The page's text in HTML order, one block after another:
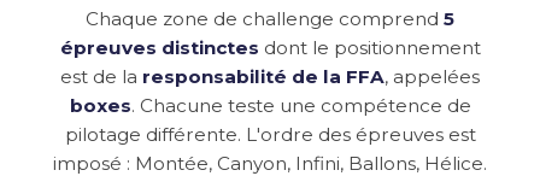
Chaque zone de challenge comprend 5
épreuves distinctes dont le positionnement
est de la responsabilité de la FFA, appelées
boxes. Chacune teste une compétence de
pilotage différente. L'ordre des épreuves est
imposé : Montée, Canyon, Infini, Ballons, Hélice.